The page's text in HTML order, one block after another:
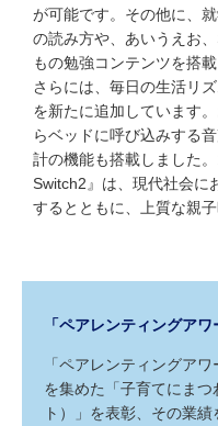
が可能です。その他に、
の読み方や、あいうえお
もの勉強コンテンツを搭載
さらには、毎日の生活リ
を新たに追加しています
らベッドに呼び込みする
計の機能も搭載しました
Switch2』は、現代社会に
するとともに、上質な親子
「ペアレンティングア
「ペアレンティングア
を集めた「子育てにま
ト）」を表彰、その業